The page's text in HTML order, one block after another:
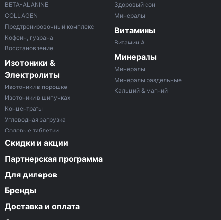
BETA-ALANINE
COLLAGEN
Предтренировочный комплекс
Кофеин, гуарана
Восстановление
Изотоники &
Электролиты
Изотоники в порошке
Изотоники в шипучках
Концентраты
Углеводная загрузка
Солевые таблетки
Здоровый сон
Минералы
Витамины
Витамин A
Минералы
Минералы
Минералы раздельные
Кальций & магний
Скидки и акции
Партнерская программа
Для дилеров
Бренды
Доставка и оплата